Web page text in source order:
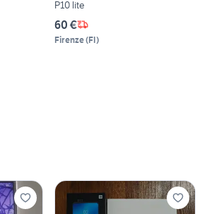
P10 lite
60 €
Firenze(FI)